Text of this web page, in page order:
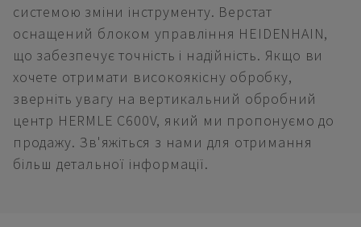
системою зміни інструменту. Верстат
оснащений блоком управління HEIDENHAIN,
що забезпечує точність і надійність. Якщо ви
хочете отримати високоякісну обробку,
зверніть увагу на вертикальний обробний
центр HERMLE C600V, який ми пропонуємо до
продажу. Зв'яжіться з нами для отримання
більш детальної інформації.